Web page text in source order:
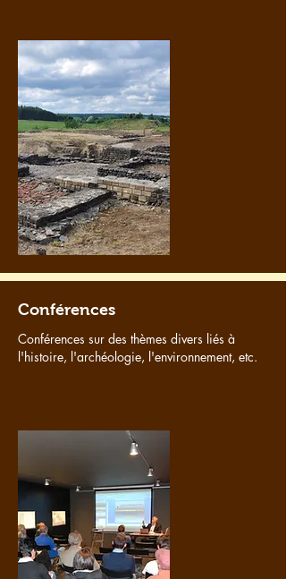
Conférences
Conférences sur des thèmes divers liés à
l'histoire, l'archéologie, l'environnement, etc.